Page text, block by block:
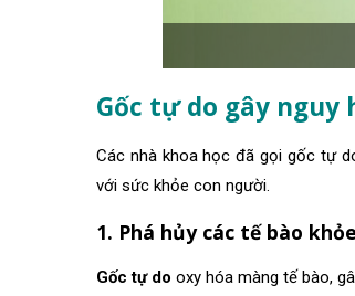
Gốc tự do gây nguy
Các nhà khoa học đã gọi gốc tự
với sức khỏe con người.
1. Phá hủy các tế bào
Gốc tự do oxy hóa màng tế bào,